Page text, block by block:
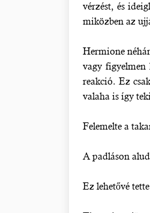
vérzést, és
miközben az
Hermione
vagy
reakció. Ez
valaha is így
Felemelte a
A padláson
Ez lehetővé